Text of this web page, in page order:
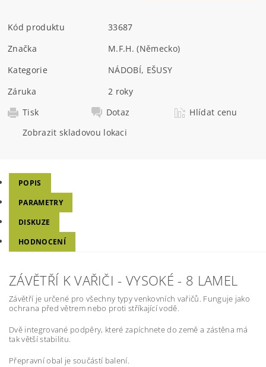
Kód produktu
33687
Značka
M.F.H. (Německo)
Kategorie
NÁDOBÍ, EŠUSY
Záruka
2 roky
Tisk
Dotaz
Hlídat cenu
Zobrazit skladovou lokaci
POPIS
PARAMETRY
DISKUZE
HODNOCENÍ
ZÁVĚTŘÍ K VAŘIČI - VYSOKÉ - 8 LAMEL
Závětří je určené pro všechny typy venkovních vařičů. Funguje jako
ochrana před větrem nebo proti stříkající vodě.
Dvě integrované podpěry, které zapíchnete do země a zástěna má
tak větší stabilitu.
Přepravní obal je součástí balení.